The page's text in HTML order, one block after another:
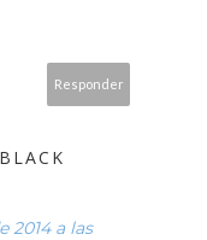
Responder
2014 a las